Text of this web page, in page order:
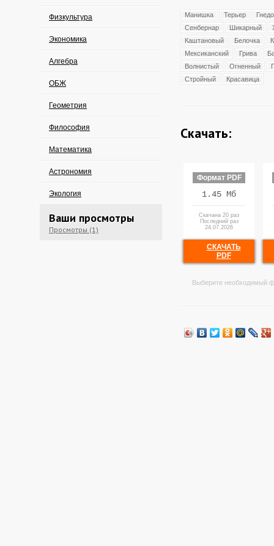
Физкультура
Экономика
Алгебра
ОБЖ
Геометрия
Философия
Математика
Астрономия
Экология
Ваши просмотры
Просмотры (1)
Манишка Терьер
Сенбернар
Шикарный
Каштановый
Белочка
Мексиканский
Грива
Волнистый
Огненный
Стройный
Красавица
Скачать:
Формат PDF
1.45 Мб
Скачана 20 раз
Последний раз
24.07.2026
СКАЧАТЬ
PDF
Выберите необходимый